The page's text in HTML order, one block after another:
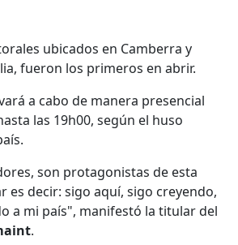
ubicados en Camberra y
fueron los primeros en abrir.
a cabo de manera presencial
las 19h00, según el huso
son protagonistas de esta
es decir: sigo aquí, sigo creyendo,
a mi país", manifestó la titular del
.